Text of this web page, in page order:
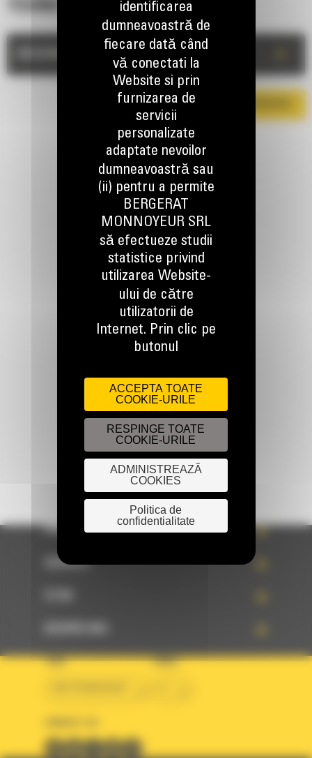
TEHNICE
TINEM LEGATURA
Apelati-ne
0800 89 10 10
Scrieti-ne
TRIMITETI O CERERE
PRODUSE
SERVICII
TARA LIMBA
identificarea
dumneavoastră de
fiecare dată când
vă conectati la
Website si prin
furnizarea de
servicii
personalizate
adaptate nevoilor
dumneavoastră sau
(ii) pentru a permite
BERGERAT
MONNOYEUR SRL
să efectueze studii
statistice privind
utilizarea Website-
ului de către
utilizatorii de
Internet. Prin clic pe
butonul
ACCEPTA TOATE
COOKIE-URILE
RESPINGE TOATE
COOKIE-URILE
ADMINISTREAZĂ
COOKIES
Politica de
confidentialitate